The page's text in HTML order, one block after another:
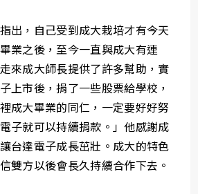
出，自己受到成大栽培才有今天
業之後，至今一直與成大有連
來成大師長提供了許多幫助，實
上市後，捐了一些股票給學校，
成大畢業的同仁，一定要好好努
子就可以持續捐款。」他感謝成
台達電子成長茁壯。成大的特色
雙方以後會長久持續合作下去。